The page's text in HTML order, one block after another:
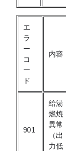
エ
ラ
ー
コ
ー
ド
内容
901
給湯
燃焼
異常
（出
力低